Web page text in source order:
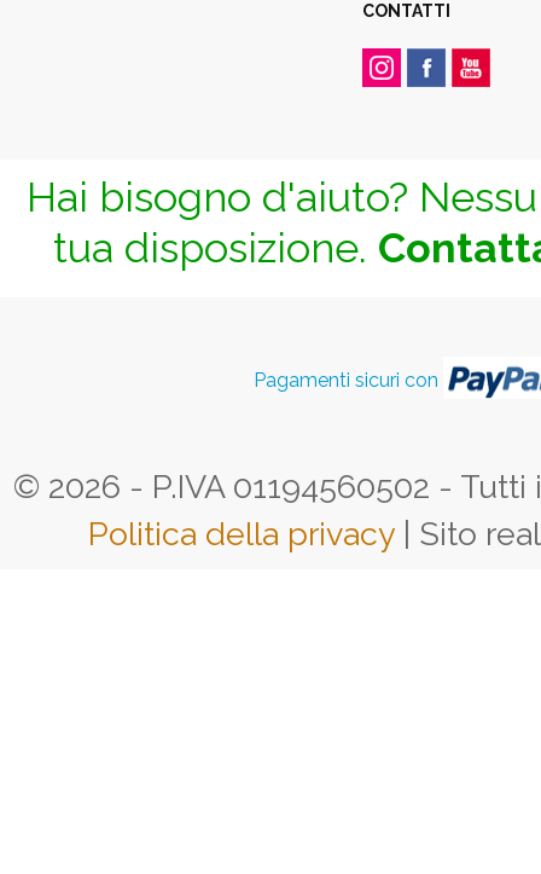
CONTATTI
Hai bisogno d'aiuto?
tua disposizione.
Pagamenti sicuri con
© 2026 - P.IVA 01194560502 -
Politica della privacy | Sito